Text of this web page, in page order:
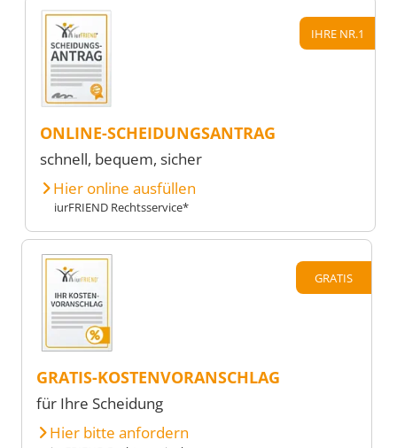
IHRE NR.1
ONLINE-SCHEIDUNGSANTRAG
schnell, bequem, sicher
Hier online ausfüllen
iurFRIEND Rechtsservice*
GRATIS
GRATIS-KOSTENVORANSCHLAG
für Ihre Scheidung
Hier bitte anfordern